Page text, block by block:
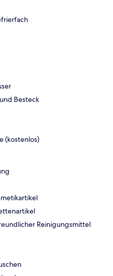
Besteck
(kostenlos)
Reinigungsmittel